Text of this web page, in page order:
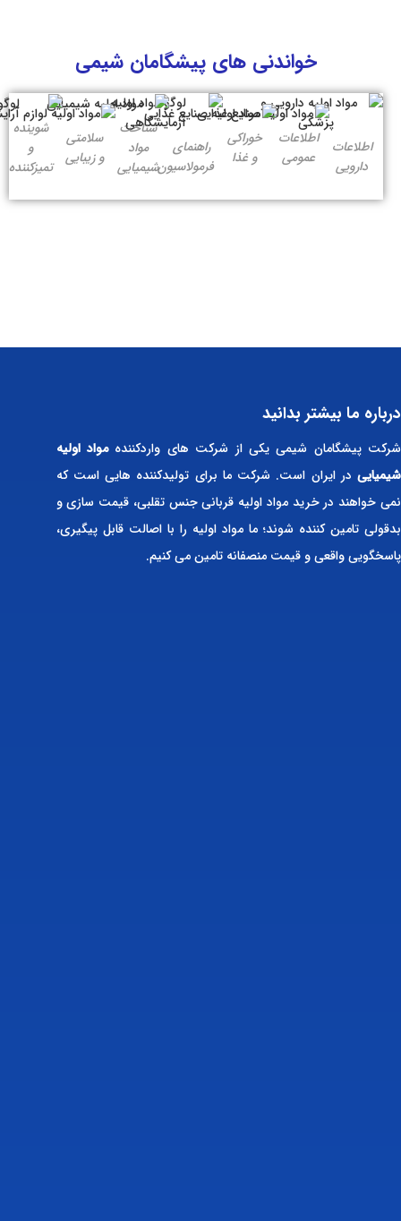
خواندنی های پیشگامان شیمی
اطلاعات
دارویی
اطلاعات
عمومی
خوراکی
و غذا
راهنمای
فرمولاسیون
شناخت
مواد
شیمیایی
سلامتی
و زیبایی
شوینده
و
تمیزکننده
درباره ما بیشتر بدانید
شرکت پیشگامان شیمی یکی از شرکت های واردکنندهمواد اولیه
شیمیایی در ایران است. شرکت ما برای تولیدکننده هایی است که
نمی خواهند در خرید مواد اولیه قربانی جنس تقلبی، قیمت سازی و
بدقولی تامین کننده شوند؛ ما مواد اولیه را با اصالت قابل پیگیری،
پاسخگویی واقعی و قیمت منصفانه تامین می کنیم.